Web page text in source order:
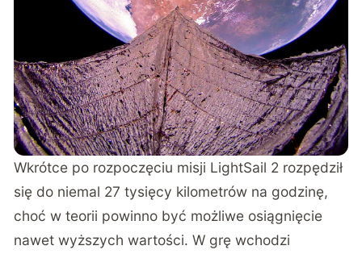
Wkrótce po rozpoczęciu misji LightSail 2 rozpędził
się do niemal 27 tysięcy kilometrów na godzinę,
choć w teorii powinno być możliwe osiągnięcie
nawet wyższych wartości. W grę wchodzi